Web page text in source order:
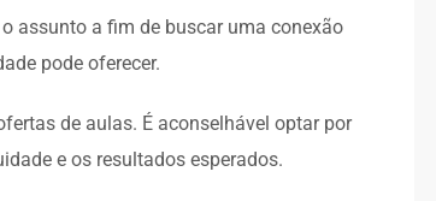
assunto a fim de buscar uma conexão
pode oferecer.
de aulas. É aconselhável optar por
e os resultados esperados.